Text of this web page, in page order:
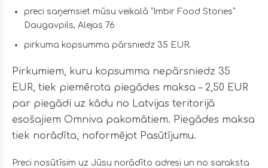
preci saņemsiet mūsu veikalā “Imbir Food Stories”
Daugavpils, Alejas 76
pirkuma kopsumma pārsniedz 35 EUR.
Pirkumiem, kuru kopsumma nepārsniedz 35
EUR, tiek piemērota piegādes maksa – 2,50 EUR
par piegādi uz kādu no Latvijas teritorijā
esošajiem Omniva pakomātiem. Piegādes maksa
tiek norādīta, noformējot Pasūtījumu.
Preci nosūtīsim uz Jūsu norādīto adresi un no saraksta